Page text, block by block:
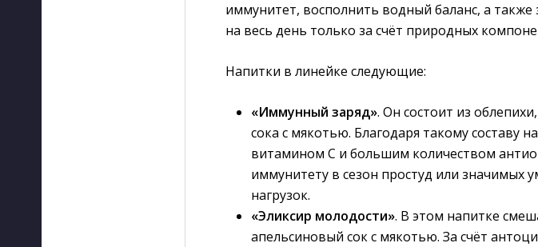
иммунитет, восполнить водный баланс, а также
на весь день только за счёт природных
Напитки в линейке следующие:
«Иммунный заряд». Он состоит из
сока с мякотью. Благодаря такому составу
витамином С и большим количеством
иммунитету в сезон простуд или значимых
нагрузок.
«Эликсир молодости». В этом напитке
апельсиновый сок с мякотью. За счёт